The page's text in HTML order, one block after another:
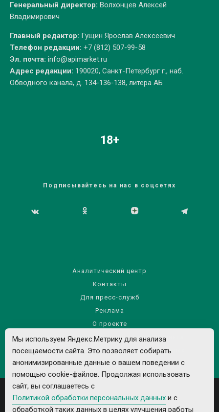
Генеральный директор: Волхонцев Алексей
Владимирович
Главный редактор: Гущин Ярослав Алексеевич
Телефон редакции: +7 (812) 507-99-58
Эл. почта: info@apimarket.ru
Адрес редакции: 190020, Санкт-Петербург г., наб.
Обводного канала, д. 134-136-138, литера АБ
18+
Подписывайтесь на нас в соцсетях
Аналитический центр
Контакты
Для пресс-служб
Реклама
О проекте
Правила использования материалов сайта
Политика обработки персональных данных
Мы используем Яндекс.Метрику для анализа
посещаемости сайта. Это позволяет собирать
анонимизированные данные о вашем поведении с
помощью cookie-файлов. Продолжая использовать
сайт, вы соглашаетесь с
Политикой обработки персональных данных и с
обработкой таких данных в целях улучшения работы